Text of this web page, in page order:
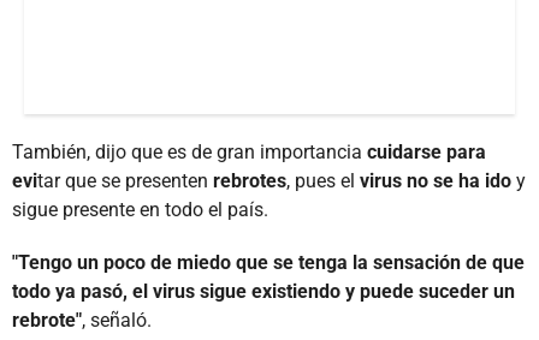
También, dijo que es de gran importancia cuidarse para
evitar que se presenten rebrotes, pues el virus no se ha ido y
sigue presente en todo el país.
"Tengo un poco de miedo que se tenga la sensación de que
todo ya pasó, el virus sigue existiendo y puede suceder un
rebrote", señaló.